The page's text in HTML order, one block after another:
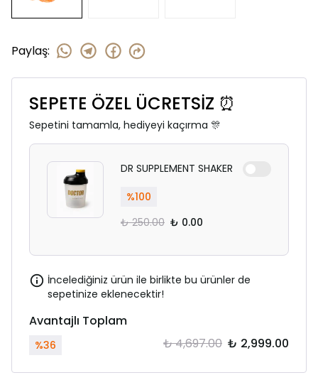
Paylaş:
SEPETE ÖZEL ÜCRETSİZ ⏰
Sepetini tamamla, hediyeyi kaçırma 🎊
DR SUPPLEMENT SHAKER
%100
₺ 250.00 ₺ 0.00
İncelediğiniz ürün ile birlikte bu ürünler de
sepetinize eklenecektir!
Avantajlı Toplam
%36 ₺ 4,697.00 ₺ 2,999.00